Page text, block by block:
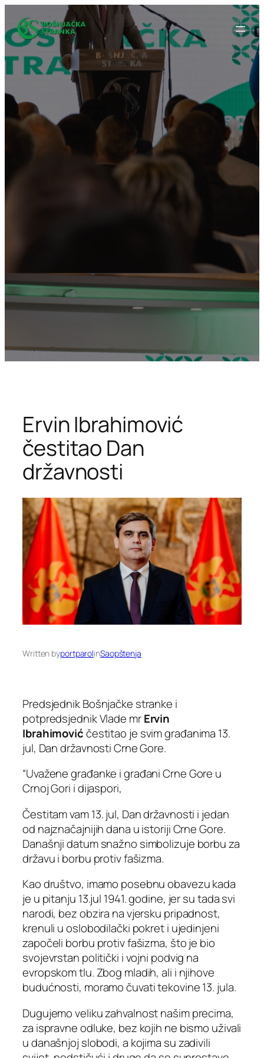
na
sadržaj
Ervin Ibrahimović
čestitao Dan
državnosti
Written byportparolinSaopštenja
Predsjednik Bošnjačke stranke i
potpredsjednik Vlade mrErvin
Ibrahimovićčestitao je svim građanima 13.
jul, Dan državnosti Crne Gore.
“Uvažene građanke i građani Crne Gore u
Crnoj Gori i dijaspori,
Čestitam vam 13. jul, Dan državnosti i jedan
od najznačajnijih dana u istoriji Crne Gore.
Današnji datum snažno simbolizuje borbu za
državu i borbu protiv fašizma.
Kao društvo, imamo posebnu obavezu kada
je u pitanju 13.jul 1941. godine, jer su tada svi
narodi, bez obzira na vjersku pripadnost,
krenuli u oslobodilački pokret i ujedinjeni
započeli borbu protiv fašizma, što je bio
svojevrstan politički i vojni podvig na
evropskom tlu. Zbog mladih, ali i njihove
budućnosti, moramo čuvati tekovine 13. jula.
Dugujemo veliku zahvalnost našim precima,
za ispravne odluke, bez kojih ne bismo uživali
u današnjoj slobodi, a kojima su zadivili